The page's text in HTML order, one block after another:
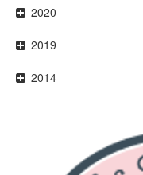
2020
2019
2014